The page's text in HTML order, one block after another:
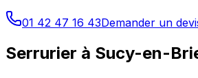
01 42 47 16 43Demander un
Serrurier à Sucy-en-